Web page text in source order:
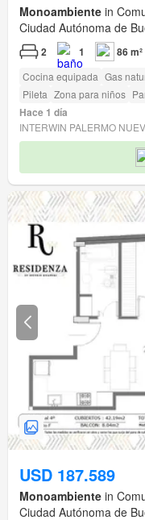
Monoambiente in
Ciudad Autónoma de
2 1 86 m²
Cocina equipada Gas
Pileta Zona para niños
Hace 1 día
INTERWIN PALERMO
USD 187.589
Monoambiente in
Ciudad Autónoma de